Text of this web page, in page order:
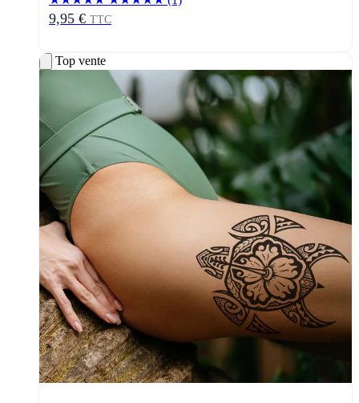
9,95 € TTC
Top vente